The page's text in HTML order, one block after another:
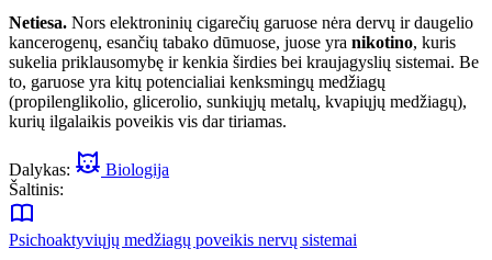
Netiesa. Nors elektroninių cigarečių garuose nėra dervų ir daugelio
kancerogenų, esančių tabako dūmuose, juose yra nikotino, kuris
sukelia priklausomybę ir kenkia širdies bei kraujagyslių sistemai. Be
to, garuose yra kitų potencialiai kenksmingų medžiagų
(propilenglikolio, glicerolio, sunkiųjų metalų, kvapiųjų medžiagų),
kurių ilgalaikis poveikis vis dar tiriamas.
Dalykas:
Biologija
Šaltinis:
Psichoaktyviųjų medžiagų poveikis nervų sistemai